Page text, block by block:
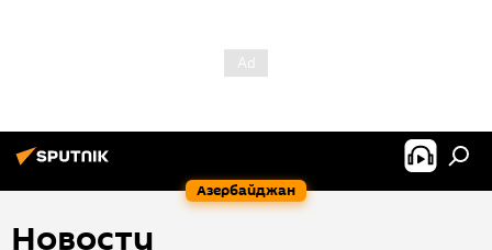
Азербайджан
Новости